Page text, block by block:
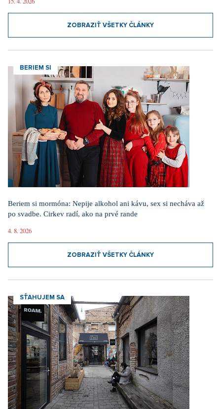
ZOBRAZIŤ VŠETKY ČLÁNKY
BERIEM SI
Beriem si mormóna: Nepije alkohol ani kávu, sex si necháva až
po svadbe. Cirkev radí, ako na prvé rande
4. 8. 2026
ZOBRAZIŤ VŠETKY ČLÁNKY
SŤAHUJEM SA